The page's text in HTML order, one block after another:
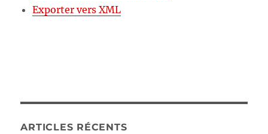
Exporter vers XML
ARTICLES RÉCENTS